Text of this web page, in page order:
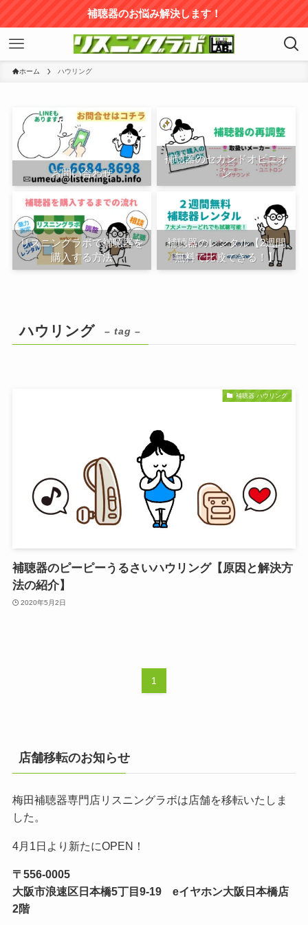
補聴器のお悩み解決します！
ホーム ハウリング
お問い合わせ
補聴器のセカンドオピニオ
ン
リスニングラボで補聴器を
購入する方法
補聴器のレンタル【2週間
無料で比較できる！】
ハウリング – tag –
補聴器 ハウリング
補聴器のピーピーうるさいハウリング【原因と解決方
法の紹介】
2020年5月2日
1
店舗移転のお知らせ
梅田補聴器専門店リスニングラボは店舗を移転いたしま
した。
4月1日より新たにOPEN！
〒556-0005
大阪市浪速区日本橋5丁目9-19 eイヤホン大阪日本橋店
2階